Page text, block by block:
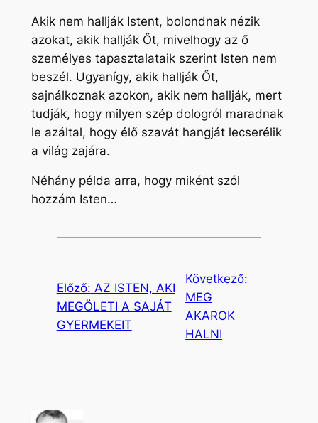
SHARE
LINK
EMBED
Akik nem hallják Istent, bolondnak nézik
azokat, akik hallják Őt, mivelhogy az ő
személyes tapasztalataik szerint Isten nem
beszél. Ugyanígy, akik hallják Őt,
sajnálkoznak azokon, akik nem hallják, mert
tudják, hogy milyen szép dologról maradnak
le azáltal, hogy élő szavát hangját lecserélik
a világ zajára.
Néhány példa arra, hogy miként szól
hozzám Isten…
Előző: AZ ISTEN, AKI
MEGÖLETI A SAJÁT
GYERMEKEIT
Következő:
MEG
AKAROK
HALNI